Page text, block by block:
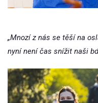
„Mnozí z nás se těší na
nyní není čas snížit naši